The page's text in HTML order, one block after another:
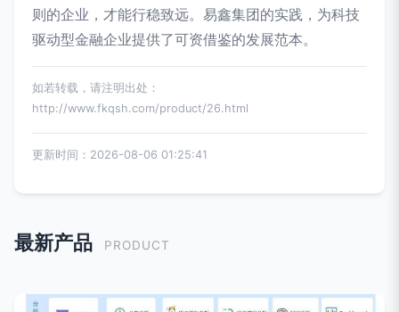
则的企业，才能行稳致远。易鑫集团的实践，为科技
驱动型金融企业提供了可资借鉴的发展范本。
如若转载，请注明出处：
http://www.fkqsh.com/product/26.html
更新时间：2026-08-06 01:25:41
最新产品 PRODUCT